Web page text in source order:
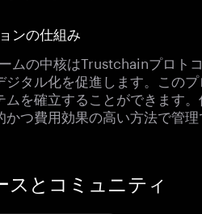
ンの仕組み
ムの中核はTrustchainプロト
ジタル化を促進します。この
を確立することができます
つ費用効果の高い方法で管理
スとコミュニティ